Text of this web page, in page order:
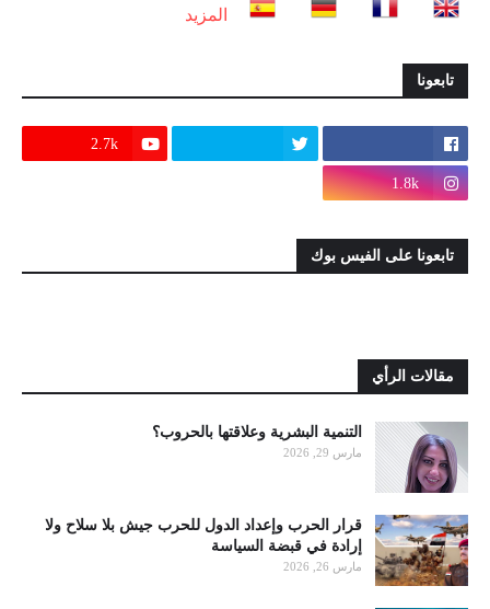
المزيد
تابعونا
2.7k
1.8k
تابعونا على الفيس بوك
مقالات الرأي
التنمية البشرية وعلاقتها بالحروب؟
مارس 29, 2026
قرار الحرب وإعداد الدول للحرب جيش بلا سلاح ولا
إرادة في قبضة السياسة
مارس 26, 2026